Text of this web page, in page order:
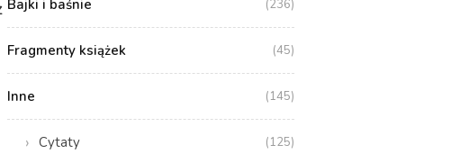
Bajki i baśnie (236)
Fragmenty książek (45)
Inne (145)
Cytaty (125)